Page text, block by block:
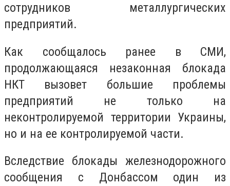
сотрудников металлургических
предприятий.
Как сообщалось ранее в СМИ,
продолжающаяся незаконная блокада
НКТ вызовет большие проблемы
предприятий не только на
неконтролируемой территории Украины,
но и на ее контролируемой части.
Вследствие блокады железнодорожного
сообщения с Донбассом один из